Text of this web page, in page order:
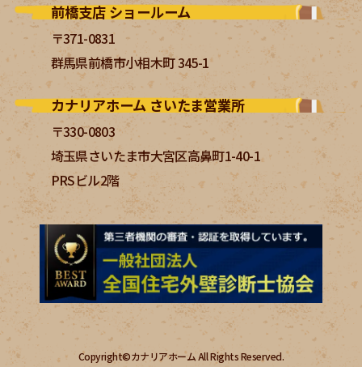
前橋支店 ショールーム
〒371-0831
群馬県前橋市小相木町 345-1
カナリアホーム さいたま営業所
〒330-0803
埼玉県さいたま市大宮区高鼻町1-40-1
PRSビル2階
Copyright©カナリアホーム All Rights Reserved.